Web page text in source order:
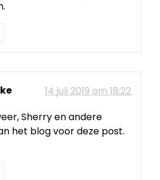
14 juli 2019 om 18:22
Sherry en andere
het blog voor deze post.